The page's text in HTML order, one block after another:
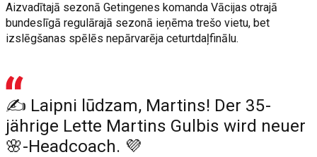
Aizvadītajā sezonā Getingenes komanda Vācijas otrajā
bundeslīgā regulārajā sezonā ieņēma trešo vietu, bet
izslēgšanas spēlēs nepārvarēja ceturtdaļfinālu.
✍️ Laipni lūdzam, Martins! Der 35-
jährige Lette Martins Gulbis wird neuer
🌸-Headcoach. 💜